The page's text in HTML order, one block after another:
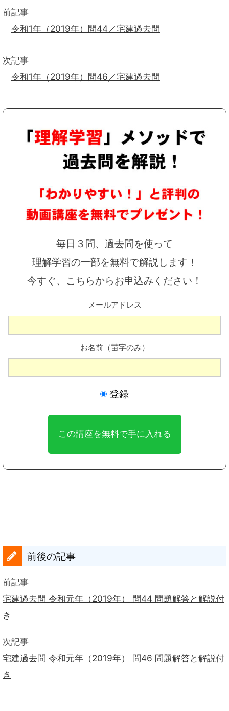
前記事
令和1年（2019年）問44／宅建過去問
次記事
令和1年（2019年）問46／宅建過去問
毎日３問、過去問を使って
理解学習の一部を無料で解説します！
今すぐ、こちらからお申込みください！
メールアドレス
お名前（苗字のみ）
登録
前後の記事
前記事
宅建過去問 令和元年（2019年） 問44 問題解答と解説付
き
次記事
宅建過去問 令和元年（2019年） 問46 問題解答と解説付
き